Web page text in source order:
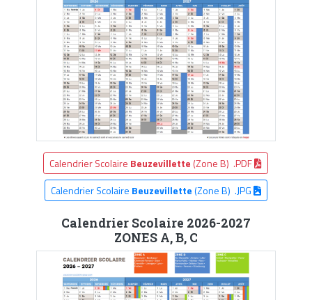
Calendrier Scolaire Beuzevillette (Zone B) .PDF
Calendrier Scolaire Beuzevillette(Zone B) .JPG
Calendrier Scolaire 2026-2027
ZONES A, B, C